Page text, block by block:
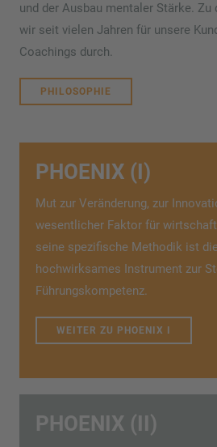
und der Ausbau mentaler Stärke. Zu
wir seit vielen Jahren für unsere
Coachings durch.
PHILOSOPHIE
PHOENIX (I)
Mut zur Veränderung, zur
wesentlicher Faktor für
seine spezifische Methodik ist
hochwirksames Instrument zur
Führungskompetenz.
WEITER ZU PHOENIX I
PHOENIX (II)